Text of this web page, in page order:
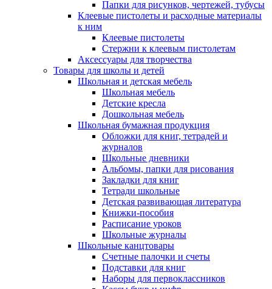
Папки для рисунков, чертежей, тубусы
Клеевые пистолеты и расходные материалы
к ним
Клеевые пистолеты
Стержни к клеевым пистолетам
Аксессуары для творчества
Товары для школы и детей
Школьная и детская мебель
Школьная мебель
Детские кресла
Дошкольная мебель
Школьная бумажная продукция
Обложки для книг, тетрадей и
журналов
Школьные дневники
Альбомы, папки для рисования
Закладки для книг
Тетради школьные
Детская развивающая литература
Книжки-пособия
Расписание уроков
Школьные журналы
Школьные канцтовары
Счетные палочки и счеты
Подставки для книг
Наборы для первоклассников